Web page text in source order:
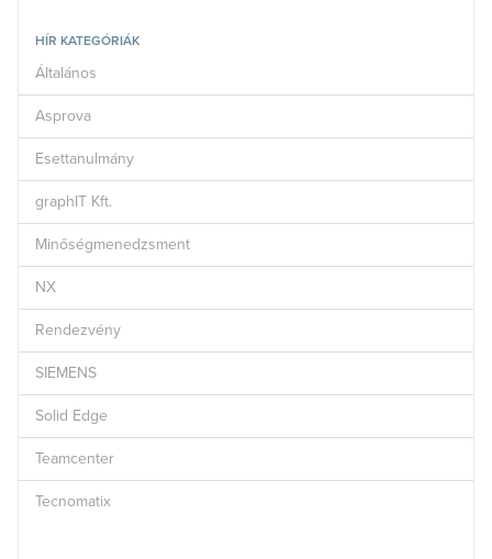
HÍR KATEGÓRIÁK
Általános
Asprova
Esettanulmány
graphIT Kft.
Minőségmenedzsment
NX
Rendezvény
SIEMENS
Solid Edge
Teamcenter
Tecnomatix